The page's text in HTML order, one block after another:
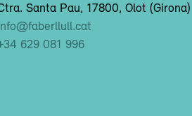
Santa Pau, 17800, Olot (Girona)
629 081 996